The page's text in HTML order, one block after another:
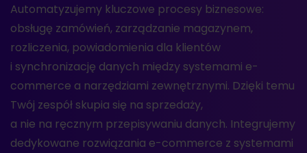
Automatyzujemy kluczowe procesy biznesowe:
obsługę zamówień, zarządzanie magazynem,
rozliczenia, powiadomienia dla klientów
i synchronizację danych między systemami e-
commerce a narzędziami zewnętrznymi. Dzięki temu
Twój zespół skupia się na sprzedaży,
a nie na ręcznym przepisywaniu danych. Integrujemy
dedykowane rozwiązania e-commerce z systemami